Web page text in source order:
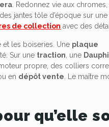
. Redonnez vie aux
, des jantes tôle d’époque sur une
de collection avec des
les boiseries. Une plaque
Sur une traction , une
propre, des colliers
en dépôt vente . Le maître
qu’elle